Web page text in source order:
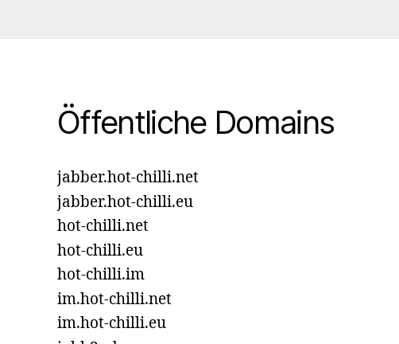
Öffentliche Domains
jabber.hot-chilli.net
jabber.hot-chilli.eu
hot-chilli.net
hot-chilli.eu
hot-chilli.im
im.hot-chilli.net
im.hot-chilli.eu